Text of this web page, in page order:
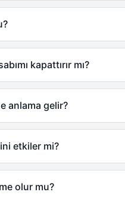
kapattırır mı?
anlama gelir?
etkiler mi?
olur mu?